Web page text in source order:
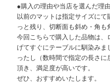
●購入の理由や当店を選んだ理
以前のマットは指定サイズに
っと残り、切断面も斜め・角も
今回こちらで購入した品物は
げてすぐにテーブルに馴染み
ったし（数時間で指定の長さ
頂き、満足度が高いです。
ぜひ、おすすめいたします。